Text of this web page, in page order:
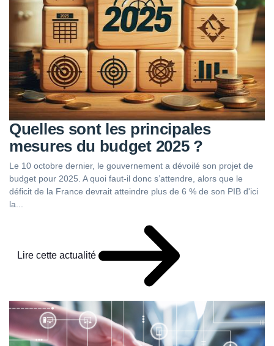
Quelles sont les principales
mesures du budget 2025 ?
Le 10 octobre dernier, le gouvernement a dévoilé son projet de
budget pour 2025. A quoi faut-il donc s’attendre, alors que le
déficit de la France devrait atteindre plus de 6 % de son PIB d'ici
la...
Lire cette actualité